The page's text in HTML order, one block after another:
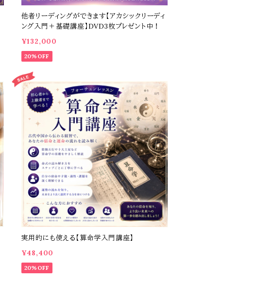
他者リーディングができます【アカシックリーディ
ング入門＋基礎講座】DVD3枚プレゼント中！
¥132,000
20%OFF
実用的にも使える【算命学入門講座】
¥48,400
20%OFF